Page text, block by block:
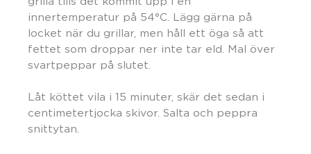
innertemperatur på 54°C. Lägg gärna på
locket när du grillar, men håll ett öga så att
fettet som droppar ner inte tar eld. Mal över
svartpeppar på slutet.
Låt köttet vila i 15 minuter, skär det sedan i
centimetertjocka skivor. Salta och peppra
snittytan.